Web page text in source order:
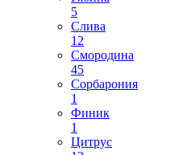
5
Слива
12
Смородина
45
Сорбарония
1
Финик
1
Цитрус